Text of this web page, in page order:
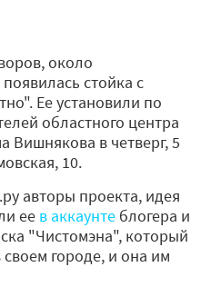
около
стойка с
Ее установили по
областного центра
Вишнякова в четверг, 5
10.
авторы проекта, идея
ее в аккаунте блогера и
"Чистомэна", который
городе, и она им